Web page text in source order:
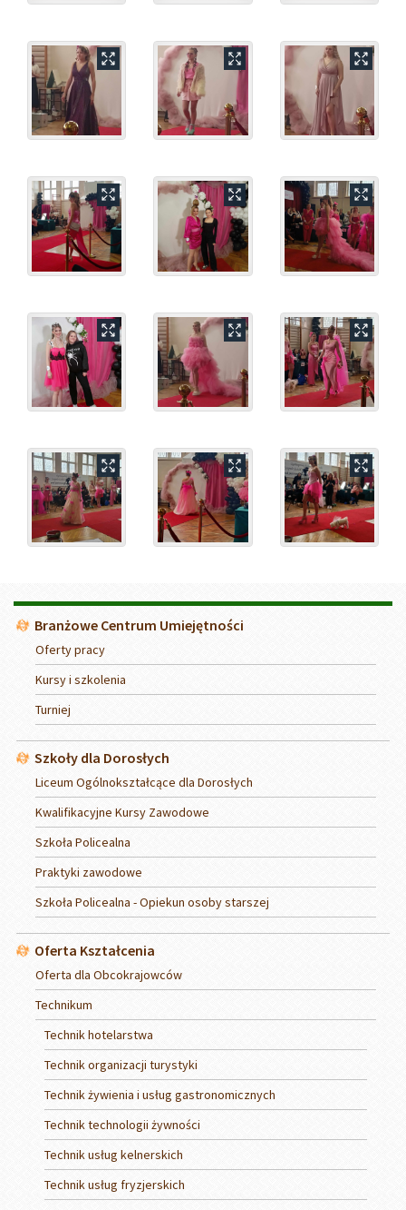
MenuBranżowe Centrum Umiejętności
Oferty pracy
Kursy i szkolenia
Turniej
Szkoły dla Dorosłych
Liceum Ogólnokształcące dla Dorosłych
Kwalifikacyjne Kursy Zawodowe
Szkoła Policealna
Praktyki zawodowe
Szkoła Policealna - Opiekun osoby starszej
Oferta Kształcenia
Oferta dla Obcokrajowców
Technikum
Technik hotelarstwa
Technik organizacji turystyki
Technik żywienia i usług gastronomicznych
Technik technologii żywności
Technik usług kelnerskich
Technik usług fryzjerskich